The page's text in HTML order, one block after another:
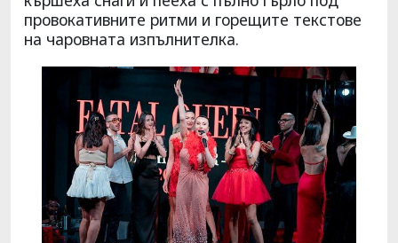
провокативните ритми и горещите текстове
на чаровната изпълнителка.